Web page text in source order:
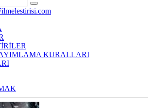
KURALLARI